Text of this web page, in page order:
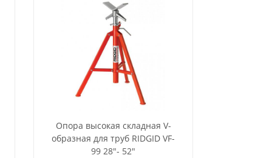
Опора высокая складная V-
образная для труб RIDGID VF-
99 28"- 52"